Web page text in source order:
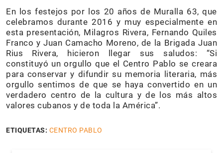
En los festejos por los 20 años de Muralla 63, que
celebramos durante 2016 y muy especialmente en
esta presentación, Milagros Rivera, Fernando Quiles
Franco y Juan Camacho Moreno, de la Brigada Juan
Rius Rivera, hicieron llegar sus saludos: “Si
constituyó un orgullo que el Centro Pablo se creara
para conservar y difundir su memoria literaria, más
orgullo sentimos de que se haya convertido en un
verdadero centro de la cultura y de los más altos
valores cubanos y de toda la América”.
ETIQUETAS: CENTRO PABLO